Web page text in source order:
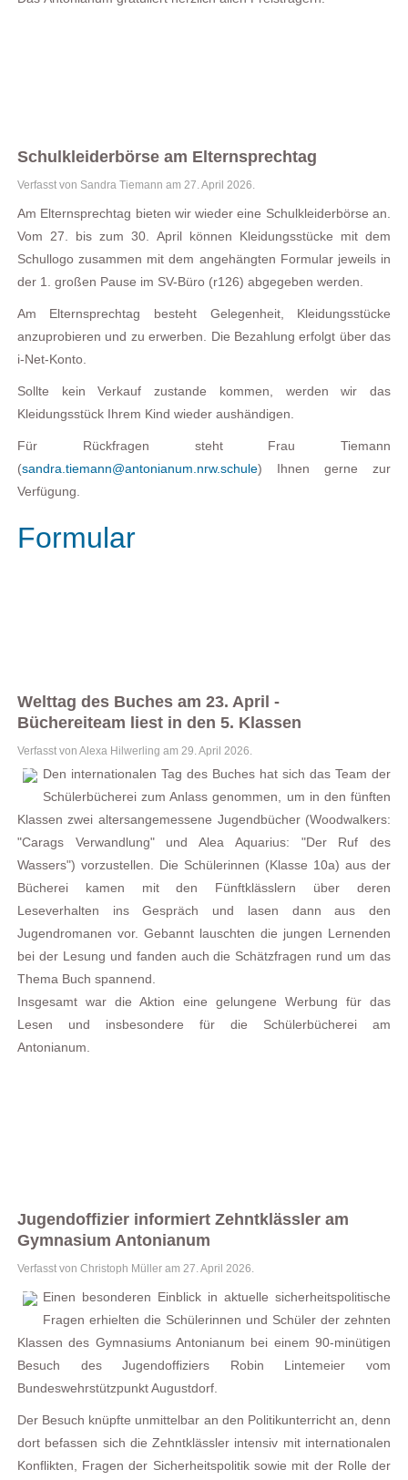
Schulkleiderbörse am Elternsprechtag
Verfasst von Sandra Tiemann am 27. April 2026.
Am Elternsprechtag bieten wir wieder eine Schulkleiderbörse an.
Vom 27. bis zum 30. April können Kleidungsstücke mit dem
Schullogo zusammen mit dem angehängten Formular jeweils in
der 1. großen Pause im SV-Büro (r126) abgegeben werden.
Am Elternsprechtag besteht Gelegenheit, Kleidungsstücke
anzuprobieren und zu erwerben. Die Bezahlung erfolgt über das
i-Net-Konto.
Sollte kein Verkauf zustande kommen, werden wir das
Kleidungsstück Ihrem Kind wieder aushändigen.
Für Rückfragen steht Frau Tiemann
(sandra.tiemann@antonianum.nrw.schule) Ihnen gerne zur
Verfügung.
Formular
Welttag des Buches am 23. April -
Büchereiteam liest in den 5. Klassen
Verfasst von Alexa Hilwerling am 29. April 2026.
Den internationalen Tag des Buches hat sich das Team der
Schülerbücherei zum Anlass genommen, um in den fünften
Klassen zwei altersangemessene Jugendbücher (Woodwalkers:
"Carags Verwandlung" und Alea Aquarius: "Der Ruf des
Wassers") vorzustellen. Die Schülerinnen (Klasse 10a) aus der
Bücherei kamen mit den Fünftklässlern über deren
Leseverhalten ins Gespräch und lasen dann aus den
Jugendromanen vor. Gebannt lauschten die jungen Lernenden
bei der Lesung und fanden auch die Schätzfragen rund um das
Thema Buch spannend.
Insgesamt war die Aktion eine gelungene Werbung für das
Lesen und insbesondere für die Schülerbücherei am
Antonianum.
Jugendoffizier informiert Zehntklässler am
Gymnasium Antonianum
Verfasst von Christoph Müller am 27. April 2026.
Einen besonderen Einblick in aktuelle sicherheitspolitische
Fragen erhielten die Schülerinnen und Schüler der zehnten
Klassen des Gymnasiums Antonianum bei einem 90‑minütigen
Besuch des Jugendoffiziers Robin Lintemeier vom
Bundeswehrstützpunkt Augustdorf.
Der Besuch knüpfte unmittelbar an den Politikunterricht an, denn
dort befassen sich die Zehntklässler intensiv mit internationalen
Konflikten, Fragen der Sicherheitspolitik sowie mit der Rolle der